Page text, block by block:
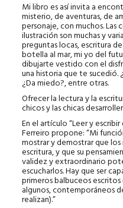
Mi libro es así invita a
misterio, de aventuras, de
personaje, con muchos. Las
ilustración son muchas y
preguntas locas, escritura
botella al mar, mi yo del
dibujarte vestido con el
una historia que te sucedió.
¿Da miedo?, entre otras.
Ofrecer la lectura y la
chicos y las chicas
En el artículo “Leer y
Ferreiro propone: “Mi
mostrar y demostrar que
escritura, y que su
validez y extraordinario
escucharlos. Hay que ser
primeros balbuceos
algunos, contemporáneos
realizan).”